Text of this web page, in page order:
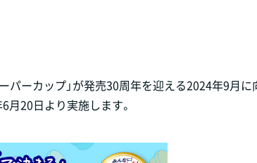
パーカップ」が発売30周年を迎える2024年9月に
月20日より実施します。